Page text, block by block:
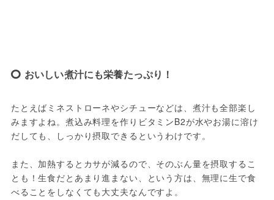
おいしい煮汁にも栄養たっぷり！
たとえばミネストローネやシチューなどは、煮汁も全部楽し
みますよね。煮込み料理を作りビタミンB2が水やお湯に溶け
だしても、しっかり摂取できるというわけです。
また、加熱するとカサが減るので、そのぶん量を摂取するこ
とも！生食だとあまり進まない、という方は、無理に生で食
べることをしなくても大丈夫なんですよ。